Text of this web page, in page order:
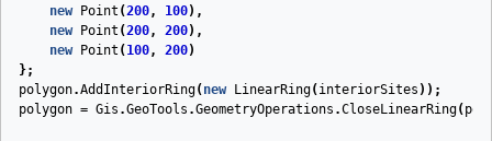
new
Point (200, 100),
new
Point (200, 200),
new
Point ( 100, 200)
};
polygon.AddInteriorRing( new LinearRing( interiorSites ));
polygon = Gis .GeoTools .GeometryOperations .CloseLinearRing(